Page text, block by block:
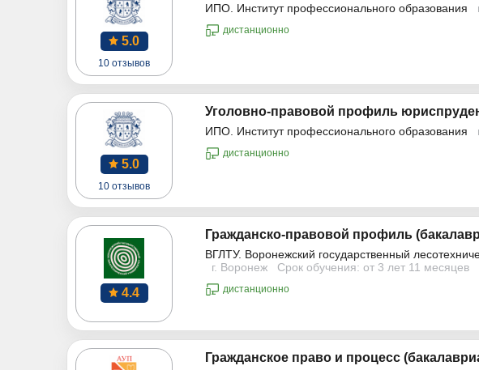
5.0
10 отзывов
ИПО. Институт профессионального образования
дистанционно
5.0
10 отзывов
Уголовно-правовой профиль
ИПО. Институт профессионального образования
дистанционно
4.4
Гражданско-правовой профиль
ВГЛТУ. Воронежский государственный
г. Воронеж
Срок обучения: от 3 лет 11 месяцев
дистанционно
Гражданское право и процесс